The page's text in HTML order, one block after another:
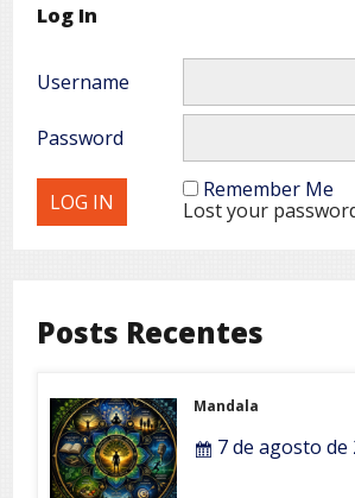
Log In
Username
Password
Remember Me
Lost your
Posts Recentes
Mandala
7 de agosto de